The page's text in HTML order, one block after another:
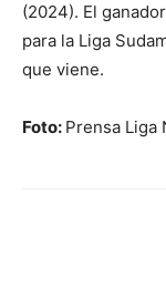
(2024). El
para la Liga
que viene.
Foto: Prensa Liga